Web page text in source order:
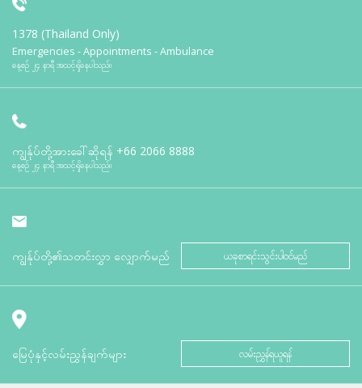
1378 (Thailand Only)
Emergencies - Appointments - Ambulance
နေ့စဉ် ၂၄ နာရီ အသင့်ရှိနေပါသည်။
ကျွန်ုပ်တို့အားခေါ်ဆိုရန် +66 2066 8888
နေ့စဉ် ၂၄ နာရီ အသင့်ရှိနေပါသည်။
ကျွန်ုပ်တို့၏သတင်းလွှာ လျှောက်မည် ယခုစာရင်းသွင်းပါဝင်မည်
မြေပုံနှင့်လမ်းညွှန်ချက်များ လမ်းညွှန်ရယူရန်